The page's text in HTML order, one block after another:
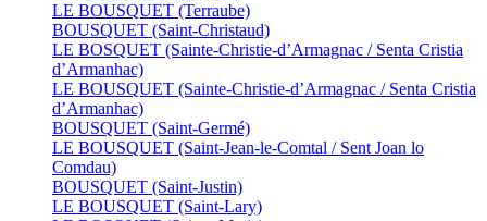
LE BOUSQUET (Terraube)
BOUSQUET (Saint-Christaud)
LE BOSQUET (Sainte-Christie-d’Armagnac / Senta Cristia
d’Armanhac)
LE BOUSQUET (Sainte-Christie-d’Armagnac / Senta Cristia
d’Armanhac)
BOUSQUET (Saint-Germé)
LE BOUSQUET (Saint-Jean-le-Comtal / Sent Joan lo
Comdau)
BOUSQUET (Saint-Justin)
LE BOUSQUET (Saint-Lary)